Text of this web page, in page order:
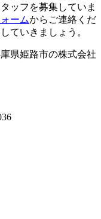
ッフを募集していま
ームからご連絡くだ
ていきましょう。
県姫路市の株式会社